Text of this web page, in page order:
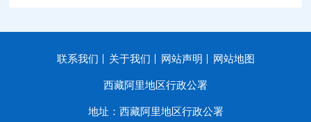
联系我们 关于我们 网站声明 网站地图
西藏阿里地区行政公署
地址：西藏阿里地区行政公署